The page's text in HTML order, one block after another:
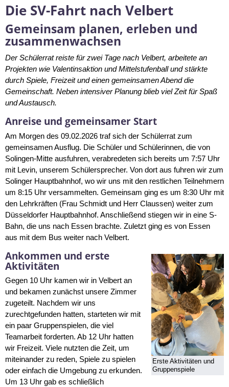
Die SV-Fahrt nach Velbert
Gemeinsam planen, erleben und
zusammenwachsen
Der Schülerrat reiste für zwei Tage nach Velbert, arbeitete an
Projekten wie Valentinsaktion und Mittelstufenball und stärkte
durch Spiele, Freizeit und einen gemeinsamen Abend die
Gemeinschaft. Neben intensiver Planung blieb viel Zeit für Spaß
und Austausch.
Anreise und gemeinsamer Start
Am Morgen des 09.02.2026 traf sich der Schülerrat zum
gemeinsamen Ausflug. Die Schüler und Schülerinnen, die von
Solingen-Mitte ausfuhren, verabredeten sich bereits um 7:57 Uhr
mit Levin, unserem Schülersprecher. Von dort aus fuhren wir zum
Solinger Hauptbahnhof, wo wir uns mit den restlichen Teilnehmern
um 8:15 Uhr versammelten. Gemeinsam ging es um 8:30 Uhr mit
den Lehrkräften (Frau Schmidt und Herr Claussen) weiter zum
Düsseldorfer Hauptbahnhof. Anschließend stiegen wir in eine S-
Bahn, die uns nach Essen brachte. Zuletzt ging es von Essen
aus mit dem Bus weiter nach Velbert.
Erste Aktivitäten und
Gruppenspiele
Ankommen und erste
Aktivitäten
Gegen 10 Uhr kamen wir in Velbert an
und bekamen zunächst unsere Zimmer
zugeteilt. Nachdem wir uns
zurechtgefunden hatten, starteten wir mit
ein paar Gruppenspielen, die viel
Teamarbeit forderten. Ab 12 Uhr hatten
wir Freizeit. Viele nutzten die Zeit, um
miteinander zu reden, Spiele zu spielen
oder einfach die Umgebung zu erkunden.
Um 13 Uhr gab es schließlich